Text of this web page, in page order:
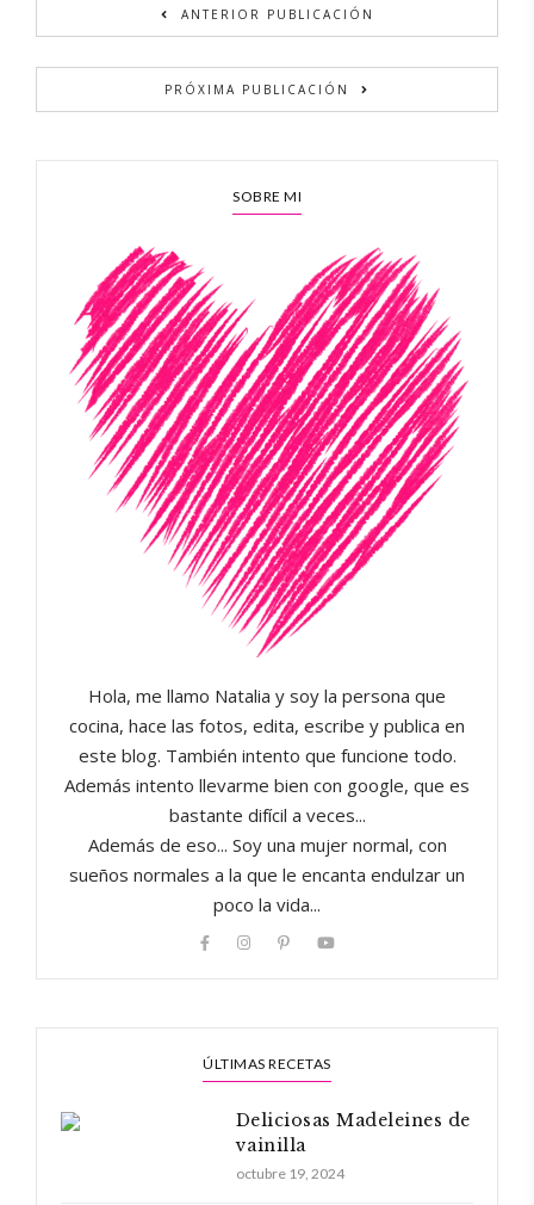
ANTERIOR PUBLICACIÓN
PRÓXIMA PUBLICACIÓN
SOBRE MI
Hola, me llamo Natalia y soy la persona que
cocina, hace las fotos, edita, escribe y publica en
este blog. También intento que funcione todo.
Además intento llevarme bien con google, que es
bastante difícil a veces...
Además de eso... Soy una mujer normal, con
sueños normales a la que le encanta endulzar un
poco la vida...
ÚLTIMAS RECETAS
Deliciosas Madeleines de
vainilla
octubre 19, 2024